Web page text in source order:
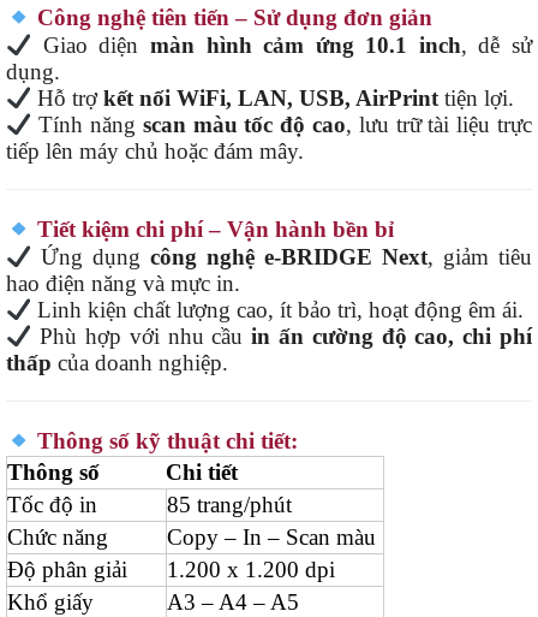
Công nghệ tiên tiến – Sử dụng đơn giản
Giao diện màn hình cảm ứng 10.1 inch, dễ sử
dụng.
Hỗ trợkết nối WiFi, LAN, USB, AirPrinttiện lợi.
Tính năng scan màu tốc độ cao, lưu trữ tài liệu trực
tiếp lên máy chủ hoặc đám mây.
Tiết kiệm chi phí – Vận hành bền bỉ
Ứng dụngcông nghệ e-BRIDGE Next, giảm tiêu
hao điện năng và mực in.
Linh kiện chất lượng cao, ít bảo trì, hoạt động êm ái.
Phù hợp với nhu cầuin ấn cường độ cao, chi phí
thấp của doanh nghiệp.
Thông số kỹ thuật chi tiết:
Thông số
Chi tiết
Tốc độ in
85 trang/phút
Chức năng
Copy – In – Scan màu
Độ phân giải
1.200 x 1.200 dpi
Khổ giấy
A3 – A4 – A5